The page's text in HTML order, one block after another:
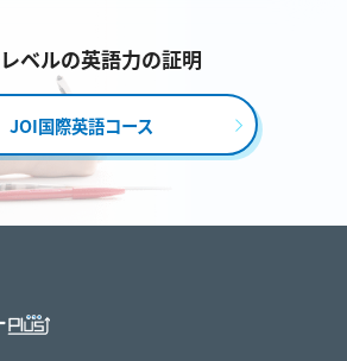
ベルの英語力の証明
JOI国際英語コース